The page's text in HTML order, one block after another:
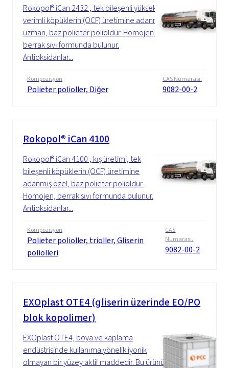
Rokopol® iCan 2432 , tek bileşenli yüksek
verimli köpüklerin (OCF) üretimine adanmış
uzman, baz polieter polioldür. Homojen,
berrak sıvı formunda bulunur.
Antioksidanlar...
Kompozisyon
Polieter polioller, Diğer
CAS Numarası.
9082-00-2
Rokopol® iCan 4100
Rokopol® iCan 4100 , kış üretimi, tek
bileşenli köpüklerin (OCF) üretimine
adanmış özel, baz polieter polioldür.
Homojen, berrak sıvı formunda bulunur.
Antioksidanlar...
Kompozisyon
Polieter polioller, trioller, Gliserin
poliolleri
CAS
Numarası.
9082-00-2
EXOplast OTE4 (gliserin üzerinde EO/PO
blok kopolimer)
EXOplast OTE4, boya ve kaplama
endüstrisinde kullanıma yönelik iyonik
olmayan bir yüzey aktif maddedir. Bu ürünün